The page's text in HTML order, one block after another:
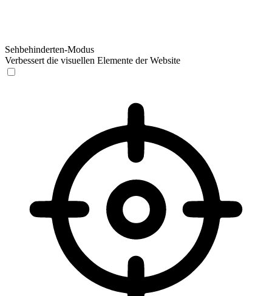
Sehbehinderten-Modus
Verbessert die visuellen Elemente der Website